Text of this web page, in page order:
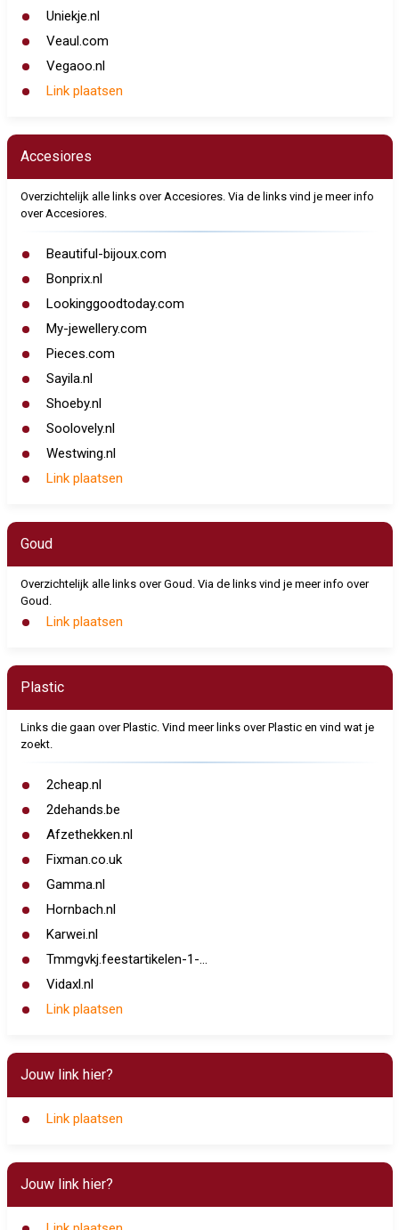
Uniekje.nl
Veaul.com
Vegaoo.nl
Link plaatsen
Accesiores
Overzichtelijk alle links over Accesiores. Via de links vind je meer info
over Accesiores.
Beautiful-bijoux.com
Bonprix.nl
Lookinggoodtoday.com
My-jewellery.com
Pieces.com
Sayila.nl
Shoeby.nl
Soolovely.nl
Westwing.nl
Link plaatsen
Goud
Overzichtelijk alle links over Goud. Via de links vind je meer info over
Goud.
Link plaatsen
Plastic
Links die gaan over Plastic. Vind meer links over Plastic en vind wat je
zoekt.
2cheap.nl
2dehands.be
Afzethekken.nl
Fixman.co.uk
Gamma.nl
Hornbach.nl
Karwei.nl
Tmmgvkj.feestartikelen-1-...
Vidaxl.nl
Link plaatsen
Jouw link hier?
Link plaatsen
Jouw link hier?